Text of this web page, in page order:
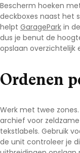
Bescherm hoeken
deckboxes naast het
helpt GaragePark in
dus je benut de
opslaan overzichtelijk
Ordenen
Werk met twee
archief voor
tekstlabels. Gebruik
de unit controleer je